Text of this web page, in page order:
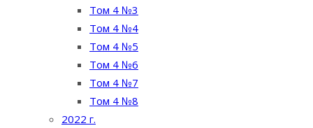
Том 4 №3
Том 4 №4
Том 4 №5
Том 4 №6
Том 4 №7
Том 4 №8
2022 г.